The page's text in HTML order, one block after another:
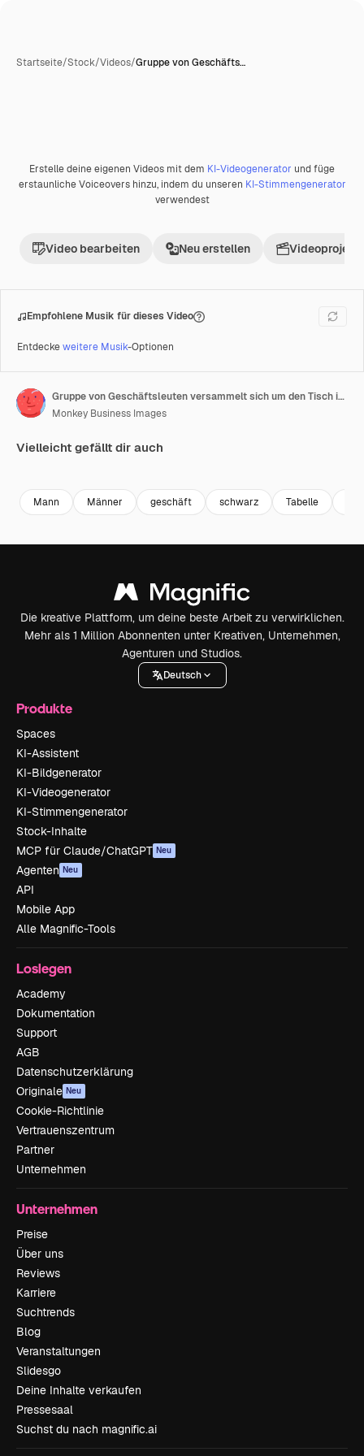
Startseite/Stock/Videos/Gruppe von Geschäfts…
Premium
Erstelle deine eigenen Videos mit dem KI-Videogenerator und füge
erstaunliche Voiceovers hinzu, indem du unseren KI-Stimmengenerator
verwendest
Video bearbeiten Neu erstellen Videoprojekt
Empfohlene Musik für dieses Video
Entdeckeweitere Musik-Optionen
Gruppe von Geschäftsleuten versammelt sich um den Tisch im Büro
Monkey Business Images
Vielleicht gefällt dir auch
Mann Männer geschäft schwarz Tabelle
Die kreative Plattform, um deine beste Arbeit zu verwirklichen.
Mehr als 1 Million Abonnenten unter Kreativen, Unternehmen,
Agenturen und Studios.
Deutsch
Produkte
Spaces
KI-Assistent
KI-Bildgenerator
KI-Videogenerator
KI-Stimmengenerator
Stock-Inhalte
MCP für Claude/ChatGPT Neu
Agenten Neu
API
Mobile App
Alle Magnific-Tools
Loslegen
Academy
Dokumentation
Support
AGB
Datenschutzerklärung
Originale Neu
Cookie-Richtlinie
Vertrauenszentrum
Partner
Unternehmen
Unternehmen
Preise
Über uns
Reviews
Karriere
Suchtrends
Blog
Veranstaltungen
Slidesgo
Deine Inhalte verkaufen
Pressesaal
Suchst du nach magnific.ai